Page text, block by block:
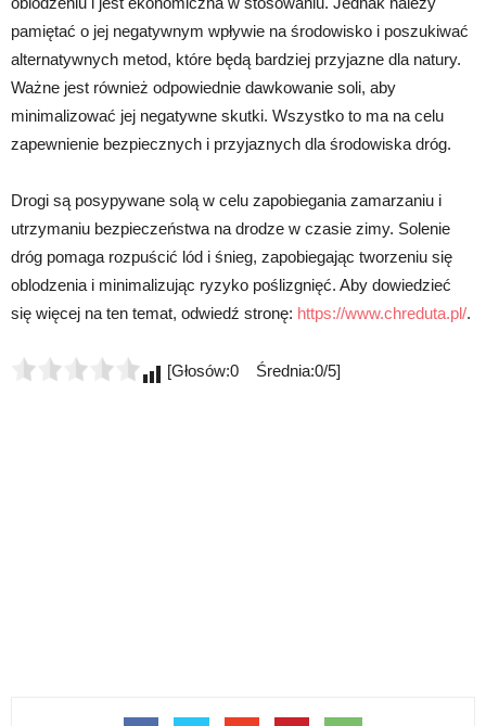
pamiętać o jej negatywnym wpływie na środowisko i poszukiwać
alternatywnych metod, które będą bardziej przyjazne dla natury.
Ważne jest również odpowiednie dawkowanie soli, aby
minimalizować jej negatywne skutki. Wszystko to ma na celu
zapewnienie bezpiecznych i przyjaznych dla środowiska dróg.
Drogi są posypywane solą w celu zapobiegania zamarzaniu i
utrzymaniu bezpieczeństwa na drodze w czasie zimy. Solenie
dróg pomaga rozpuścić lód i śnieg, zapobiegając tworzeniu się
oblodzenia i minimalizując ryzyko poślizgnięć. Aby dowiedzieć
się więcej na ten temat, odwiedź stronę: https://www.chreduta.pl/.
[Głosów:0 Średnia:0/5]